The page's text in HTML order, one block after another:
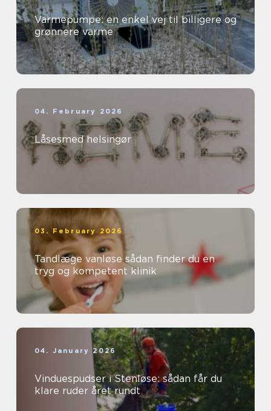
Varmepumpe: en enkel vej til billigere og
grønnere varme
04. February 2026
Låsesmed helsingør
03. February 2026
Tandlæge vanløse sådan finder du en
tryg og kompetent klinik
04. January 2026
Vinduespudser i Stenløse: sådan får du
klare ruder året rundt